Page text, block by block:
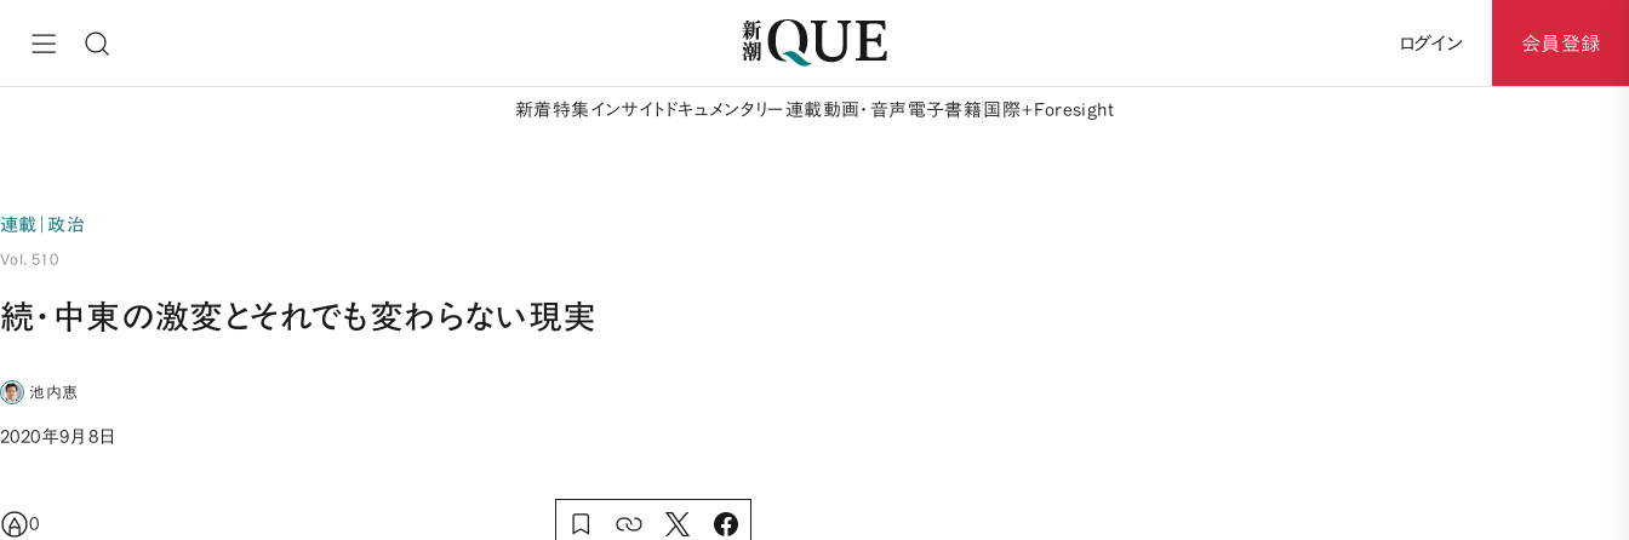
ログイン 会員登録
新着特集 インサイト ドキュメンタリー 連載動画・音声 電子書籍 国際+Foresight
連載｜政治
Vol. 510
続・中東の激変とそれでも変わらない現実
池内恵
2020年9月8日
0